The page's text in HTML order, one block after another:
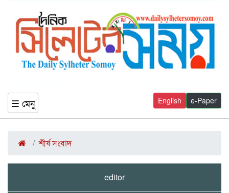
☰ মেনু e-Paper
English
শীর্ষ সংবাদ
editor